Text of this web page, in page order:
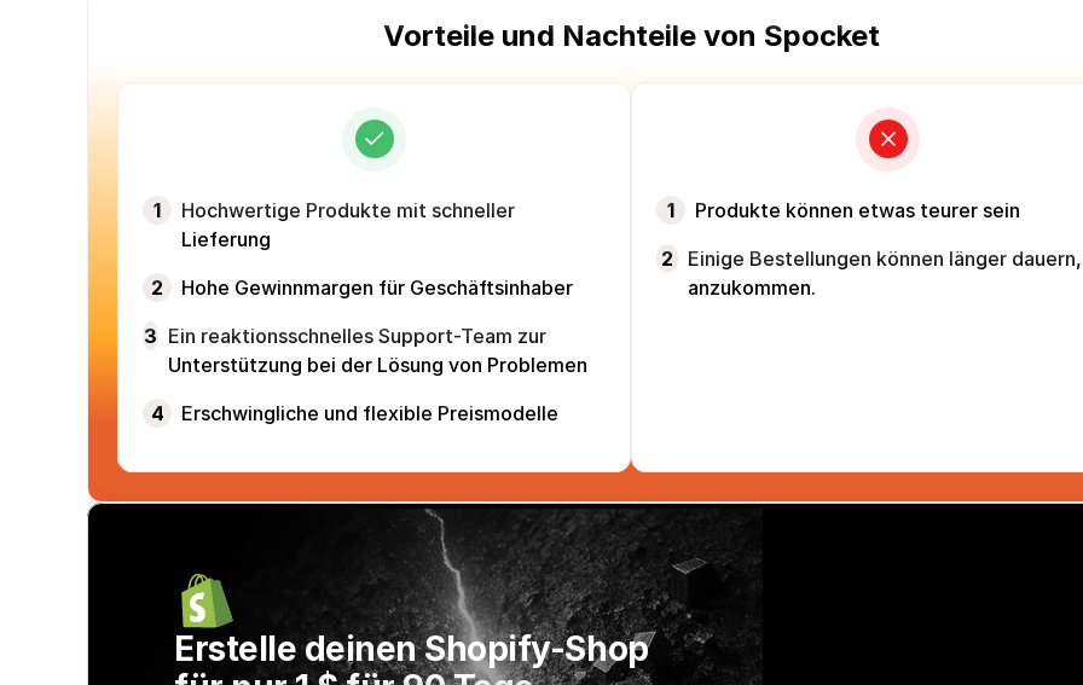
Vorteile und Nachteile von Spocket
1
Hochwertige Produkte mit schneller
Lieferung
2
Hohe Gewinnmargen für Geschäftsinhaber
3 Ein reaktionsschnelles Support-Team zur
Unterstützung bei der Lösung von Problemen
4
Erschwingliche und flexible Preismodelle
1
Produkte können etwas teurer sein
2
Einige Bestellungen können länger
anzukommen.
Erstelle deinen Shopify-Shop